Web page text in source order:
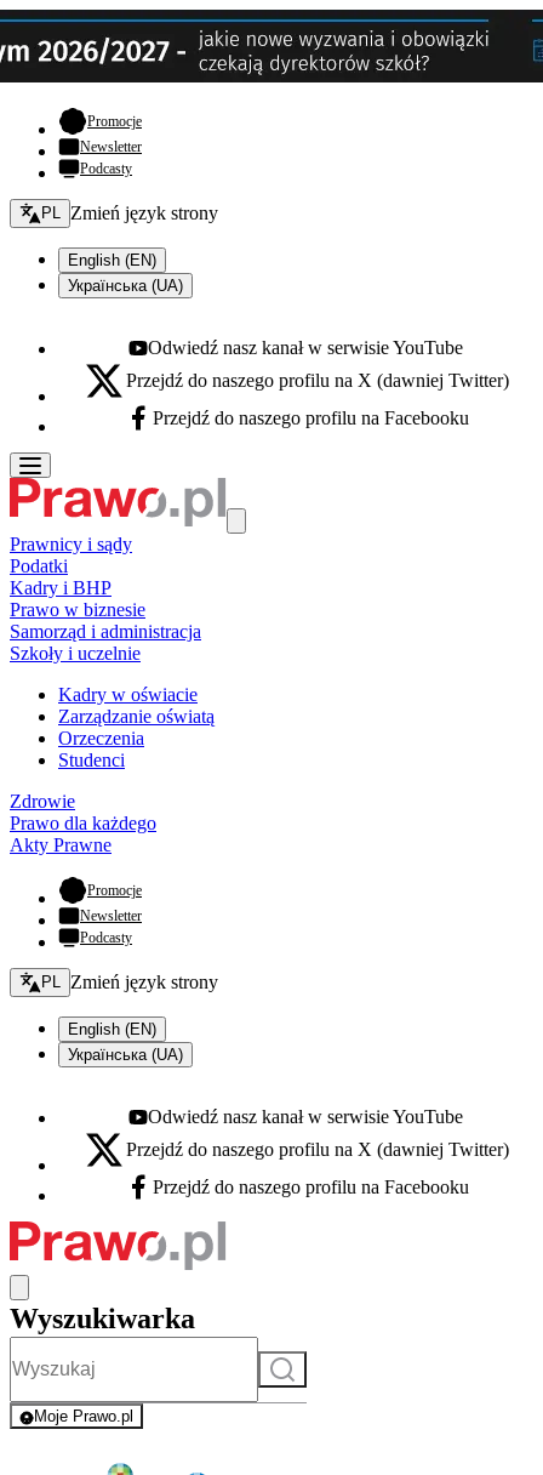
Promocje- otwiera się w nowej karcie
Newsletter
Podcasty
Zmień język - bieżący:
PL Zmień język strony
English (EN)
Українська (UA)
Youtube - otwiera się w nowej karcie
Odwiedź nasz kanał w serwisie YouTube
X - otwiera się w nowej karcie
Przejdź do naszego profilu na X (dawniej Twitter)
Facebook - otwiera się w nowej karcie
Przejdź do naszego profilu na Facebooku
Prawnicy i sądy
Podatki
Kadry i BHP
Prawo w biznesie
Samorząd i administracja
Szkoły i uczelnie
Kadry w oświacie
Zarządzanie oświatą
Orzeczenia
Studenci
Zdrowie
Prawo dla każdego
Akty Prawne
Promocje- otwiera się w nowej karcie
Newsletter
Podcasty
Zmień język - bieżący:
PL Zmień język strony
English (EN)
Українська (UA)
Youtube - otwiera się w nowej karcie
Odwiedź nasz kanał w serwisie YouTube
X - otwiera się w nowej karcie
Przejdź do naszego profilu na X (dawniej Twitter)
Facebook - otwiera się w nowej karcie
Przejdź do naszego profilu na Facebooku
Wyszukiwarka
Szukaj
Moje Prawo.pl
- rejestracja i logowanie do serwisu